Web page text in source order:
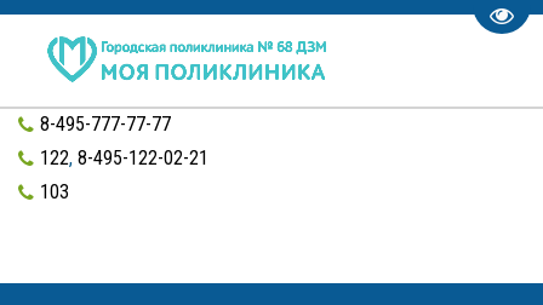
8-495-777-77-77
122, 8-495-122-02-21
103